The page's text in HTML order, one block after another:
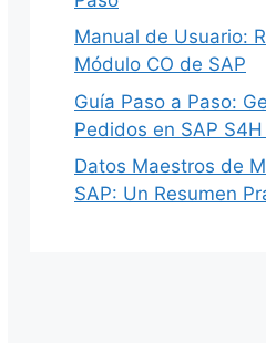
Manual de Usuario:
Módulo CO de SAP
Guía Paso a Paso:
Pedidos en SAP S4H
Datos Maestros de
SAP: Un Resumen